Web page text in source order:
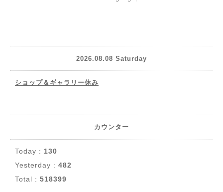
2026.08.08 Saturday
ショップ＆ギャラリー休み
カウンター
Today : 130
Yesterday : 482
Total : 518399